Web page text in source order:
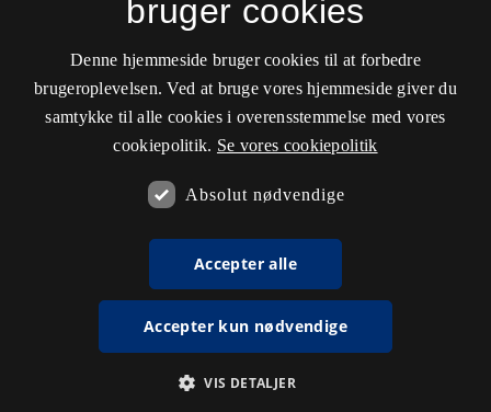
bruger cookies
Denne hjemmeside bruger cookies til at forbedre
brugeroplevelsen. Ved at bruge vores hjemmeside giver du
samtykke til alle cookies i overensstemmelse med vores
cookiepolitik. Se vores cookiepolitik
Absolut nødvendige
Accepter alle
Accepter kun nødvendige
VIS DETALJER